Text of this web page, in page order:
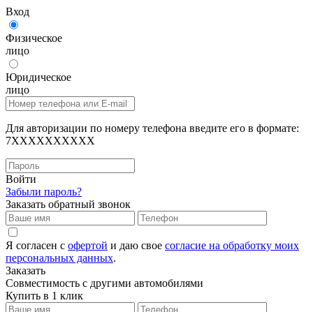
Вход
Физическое
лицо
Юридическое
лицо
Для авторизации по номеру телефона введите его в формате:
7XXXXXXXXXX
Войти
Забыли пароль?
Заказать обратный звонок
Я согласен с офертой и даю свое согласие на обработку моих
персональных данных.
Заказать
Совместимость с другими автомобилями
Купить в 1 клик